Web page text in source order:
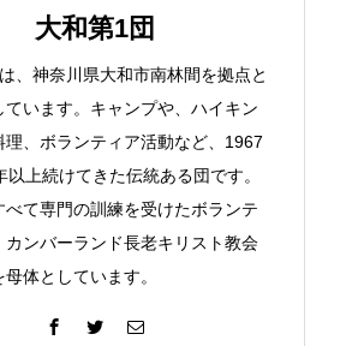
大和第1団
、神奈川県大和市南林間を拠点と
ています。キャンプや、ハイキン
理、ボランティア活動など、1967
以上続けてきた伝統ある団です。
べて専門の訓練を受けたボランテ
カンバーランド長老キリスト教会
体としています。